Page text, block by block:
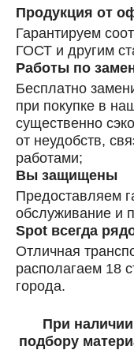
Продукция от
Гарантируем
ГОСТ и другим
Работы по
Бесплатно
при покупке в
существенно
от неудобств,
работами;
Вы защищены
Предоставляем
обслуживание и
Spot всегда
Отличная
располагаем 18
города.
При
подбору